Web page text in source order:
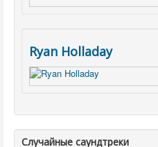
Ryan Holladay
Случайные саундтреки